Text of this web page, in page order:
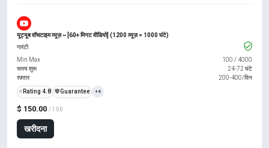
यूट्यूब वॉचटाइम व्यूज़ ~ [60+ मिनट वीडियो] (1200 व्यूज़ = 1000 घंटे)
$ 150.00 / 100
खरीदना
गारंटी
Min Max
100 /4000
समय शुरू
24-72 घंटे
रफ़्तार
200-400/दिन
⭐ Rating 4.8 ️🛡️Guarantee +4